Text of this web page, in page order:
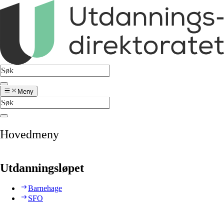
Meny
Hovedmeny
Utdanningsløpet
Barnehage
SFO